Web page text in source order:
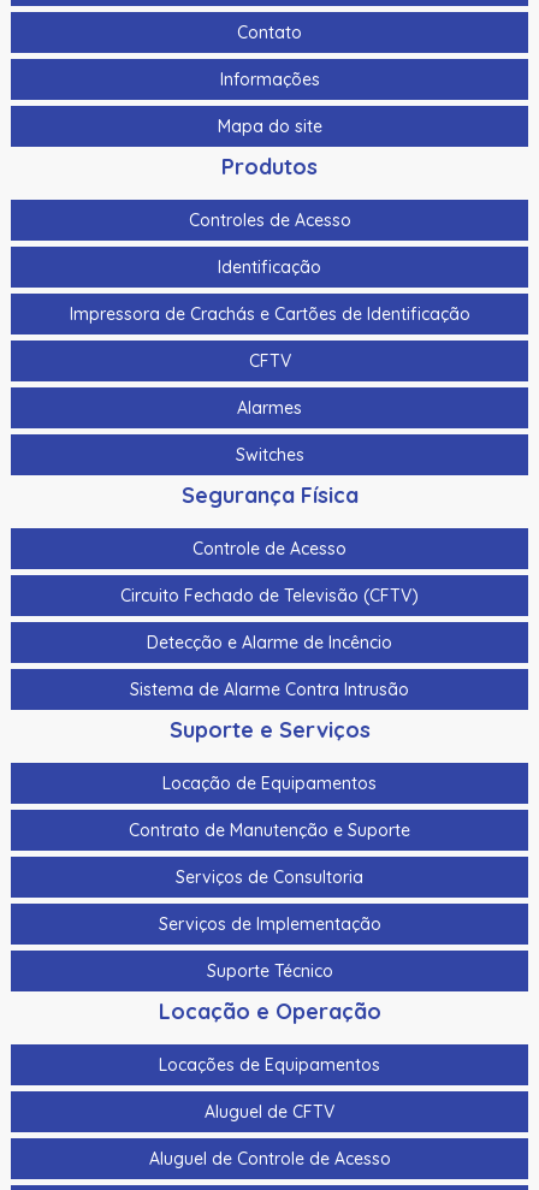
Contato
Informações
Mapa do site
Produtos
Controles de Acesso
Identificação
Impressora de Crachás e Cartões de Identificação
CFTV
Alarmes
Switches
Segurança Física
Controle de Acesso
Circuito Fechado de Televisão (CFTV)
Detecção e Alarme de Incêncio
Sistema de Alarme Contra Intrusão
Suporte e Serviços
Locação de Equipamentos
Contrato de Manutenção e Suporte
Serviços de Consultoria
Serviços de Implementação
Suporte Técnico
Locação e Operação
Locações de Equipamentos
Aluguel de CFTV
Aluguel de Controle de Acesso